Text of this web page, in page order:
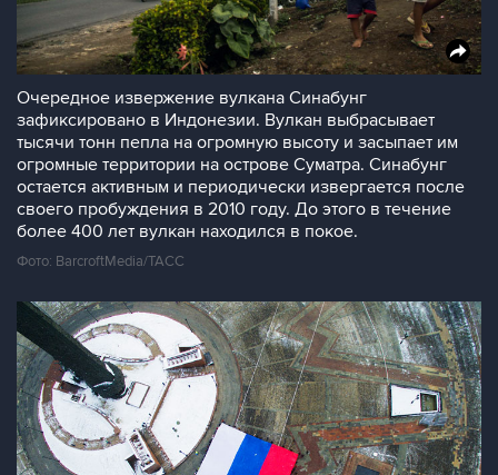
Очередное извержение вулкана Синабунг
зафиксировано в Индонезии. Вулкан выбрасывает
тысячи тонн пепла на огромную высоту и засыпает им
огромные территории на острове Суматра. Синабунг
остается активным и периодически извергается после
своего пробуждения в 2010 году. До этого в течение
более 400 лет вулкан находился в покое.
Фото: BarcroftMedia/ТАСС